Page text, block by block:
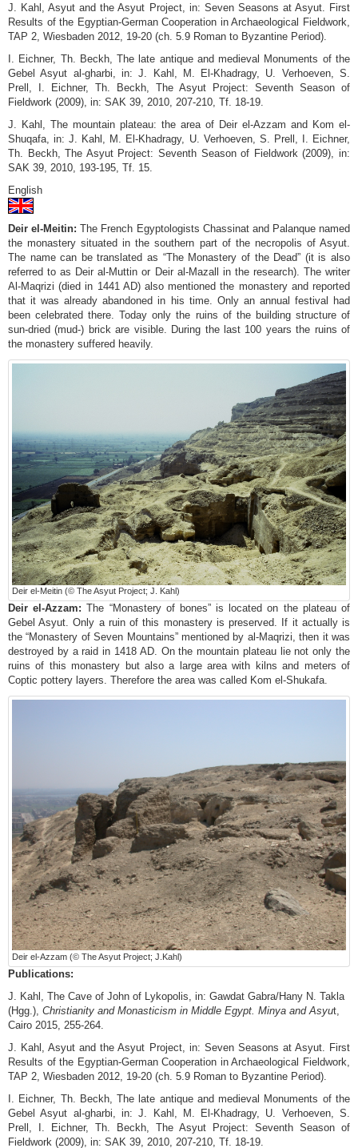
J. Kahl, Asyut and the Asyut Project, in: Seven Seasons at Asyut. First
Results of the Egyptian-German Cooperation in Archaeological Fieldwork,
TAP 2, Wiesbaden 2012, 19-20 (ch. 5.9 Roman to Byzantine Period).
I. Eichner, Th. Beckh, The late antique and medieval Monuments of the
Gebel Asyut al-gharbi, in: J. Kahl, M. El-Khadragy, U. Verhoeven, S.
Prell, I. Eichner, Th. Beckh, The Asyut Project: Seventh Season of
Fieldwork (2009), in: SAK 39, 2010, 207-210, Tf. 18-19.
J. Kahl, The mountain plateau: the area of Deir el-Azzam and Kom el-
Shuqafa, in: J. Kahl, M. El-Khadragy, U. Verhoeven, S. Prell, I. Eichner,
Th. Beckh, The Asyut Project: Seventh Season of Fieldwork (2009), in:
SAK 39, 2010, 193-195, Tf. 15.
English
Deir el-Meitin: The French Egyptologists Chassinat and Palanque named
the monastery situated in the southern part of the necropolis of Asyut.
The name can be translated as “The Monastery of the Dead” (it is also
referred to as Deir al-Muttin or Deir al-Mazall in the research). The writer
Al-Maqrizi (died in 1441 AD) also mentioned the monastery and reported
that it was already abandoned in his time. Only an annual festival had
been celebrated there. Today only the ruins of the building structure of
sun-dried (mud-) brick are visible. During the last 100 years the ruins of
the monastery suffered heavily.
Deir el-Meitin (© The Asyut Project; J. Kahl)
Deir el-Azzam: The “Monastery of bones” is located on the plateau of
Gebel Asyut. Only a ruin of this monastery is preserved. If it actually is
the “Monastery of Seven Mountains” mentioned by al-Maqrizi, then it was
destroyed by a raid in 1418 AD. On the mountain plateau lie not only the
ruins of this monastery but also a large area with kilns and meters of
Coptic pottery layers. Therefore the area was called Kom el-Shukafa.
Deir el-Azzam (© The Asyut Project; J.Kahl)
Publications:
J. Kahl, The Cave of John of Lykopolis, in: Gawdat Gabra/Hany N. Takla
(Hgg.), Christianity and Monasticism in Middle Egypt. Minya and Asyut,
Cairo 2015, 255-264.
J. Kahl, Asyut and the Asyut Project, in: Seven Seasons at Asyut. First
Results of the Egyptian-German Cooperation in Archaeological Fieldwork,
TAP 2, Wiesbaden 2012, 19-20 (ch. 5.9 Roman to Byzantine Period).
I. Eichner, Th. Beckh, The late antique and medieval Monuments of the
Gebel Asyut al-gharbi, in: J. Kahl, M. El-Khadragy, U. Verhoeven, S.
Prell, I. Eichner, Th. Beckh, The Asyut Project: Seventh Season of
Fieldwork (2009), in: SAK 39, 2010, 207-210, Tf. 18-19.